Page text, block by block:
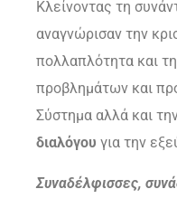
Κλείνοντας τη
αναγνώρισαν την
πολλαπλότητα και
προβλημάτων και
Σύστημα αλλά και
διαλόγου για την
Συναδέλφισσες,